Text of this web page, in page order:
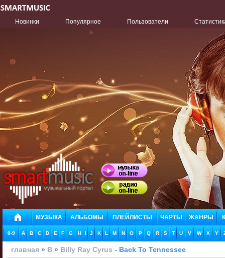
Новинки Популярное Пользователи
МУЗЫКА АЛЬБОМЫ ПЛЕЙЛИСТЫ ЧАРТЫ ЖАНРЫ
0-9 A B C D E F G H I J K L M N O P Q R S T U V W X Y
главная » B » Billy Ray Cyrus - Back To Tennessee